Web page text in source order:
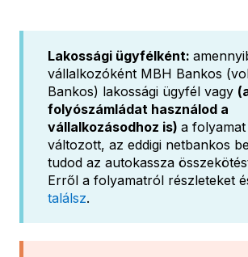
Lakossági ügyfélként:
vállalkozóként MBH Bankos
Bankos) lakossági ügyfél vagy
folyószámládat használod a
vállalkozásodhoz is) a
változott, az eddigi netbankos
tudod az autokassza
Erről a folyamatról részleteket
találsz.